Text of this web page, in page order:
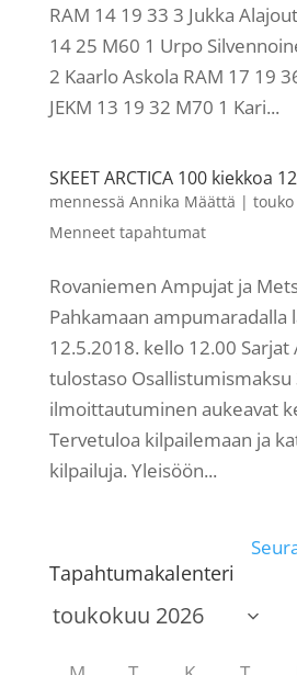
RAM 14 19 33 3 Jukka
14 25 M60 1 Urpo
2 Kaarlo Askola RAM 17 19
JEKM 13 19 32 M70 1 Kari...
SKEET ARCTICA 100 kiekkoa
mennessä Annika Määttä | touko
Menneet tapahtumat
Rovaniemen Ampujat ja
Pahkamaan ampumaradalla
12.5.2018. kello 12.00 Sarjat
tulostaso Osallistumismaksu
ilmoittautuminen aukeavat
Tervetuloa kilpailemaan ja
kilpailuja. Yleisöön...
Tapahtumakalenteri